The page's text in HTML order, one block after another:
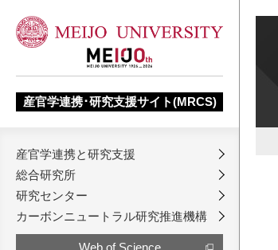
産官学連携･研究支援サイト(MRCS)
産官学連携と研究支援
総合研究所
研究センター
カーボンニュートラル研究推進機構
Web of Science